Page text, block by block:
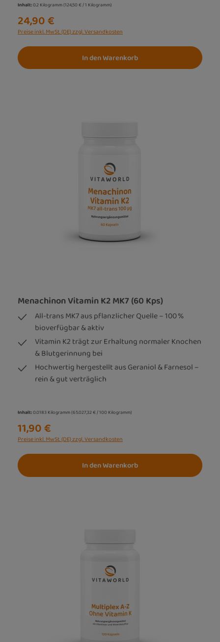
Inhalt:0.2 Kilogramm(124,50 € / 1 Kilogramm)
24,90 €
Preise inkl. MwSt. (DE) zzgl. Versandkosten
In den Warenkorb
Menachinon Vitamin K2 MK7 (60 Kps)
All-trans MK7 aus pflanzlicher Quelle – 100 %
bioverfügbar & aktiv
Vitamin K2 trägt zur Erhaltung normaler Knochen
& Blutgerinnung bei
Hochwertig hergestellt aus Geraniol & Farnesol –
rein & gut verträglich
Inhalt:0.0183 Kilogramm(65.027,32 € / 100 Kilogramm)
11,90 €
Preise inkl. MwSt. (DE) zzgl. Versandkosten
In den Warenkorb